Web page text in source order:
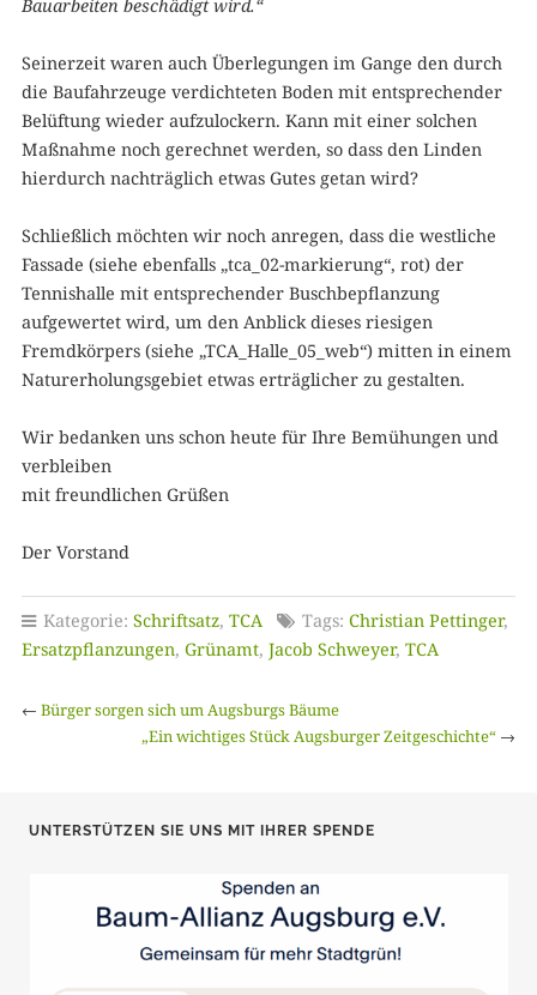
Bauarbeiten beschädigt wird.“
Seinerzeit waren auch Überlegungen im Gange den durch
die Baufahrzeuge verdichteten Boden mit entsprechender
Belüftung wieder aufzulockern. Kann mit einer solchen
Maßnahme noch gerechnet werden, so dass den Linden
hierdurch nachträglich etwas Gutes getan wird?
Schließlich möchten wir noch anregen, dass die westliche
Fassade (siehe ebenfalls „tca_02-markierung“, rot) der
Tennishalle mit entsprechender Buschbepflanzung
aufgewertet wird, um den Anblick dieses riesigen
Fremdkörpers (siehe „TCA_Halle_05_web“) mitten in einem
Naturerholungsgebiet etwas erträglicher zu gestalten.
Wir bedanken uns schon heute für Ihre Bemühungen und
verbleiben
mit freundlichen Grüßen
Der Vorstand
Kategorie: Schriftsatz, TCA Tags: Christian Pettinger,
Ersatzpflanzungen, Grünamt, Jacob Schweyer, TCA
← Bürger sorgen sich um Augsburgs Bäume
„Ein wichtiges Stück Augsburger Zeitgeschichte“ →
UNTERSTÜTZEN SIE UNS MIT IHRER SPENDE